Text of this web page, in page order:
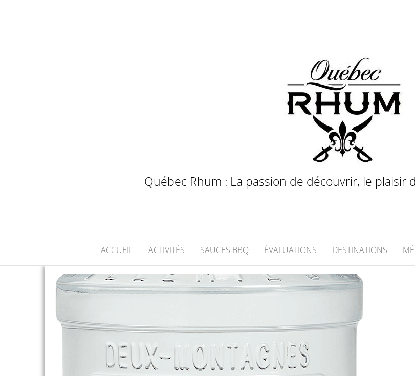
Québec Rhum : La passion de découvrir, le plaisir
ACCUEIL ACTIVITÉS SAUCES BBQ ÉVALUATIONS DESTINATIONS